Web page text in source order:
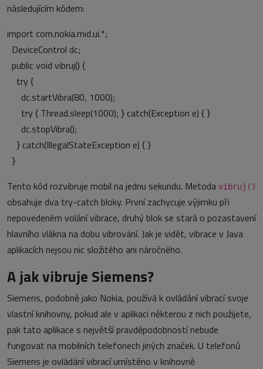
následujícím kódem:
import com.nokia.mid.ui.*;
DeviceControl dc;
public void vibruj() {
try {
dc.startVibra(80, 1000);
try { Thread.sleep(1000); } catch(Exception e) { }
dc.stopVibra();
} catch(IllegalStateException e) { }
}
Tento kód rozvibruje mobil na jednu sekundu. Metoda vibruj()
obsahuje dva try-catch bloky. První zachycuje výjimku při
nepovedeném volání vibrace, druhý blok se stará o pozastavení
hlavního vlákna na dobu vibrování. Jak je vidět, vibrace v Java
aplikacích nejsou nic složitého ani náročného.
A jak vibruje Siemens?
Siemens, podobně jako Nokia, používá k ovládání vibrací svoje
vlastní knihovny, pokud ale v aplikaci některou z nich použijete,
pak tato aplikace s největší pravděpodobností nebude
fungovat na mobilních telefonech jiných značek. U telefonů
Siemens je ovládání vibrací umístěno v knihovně